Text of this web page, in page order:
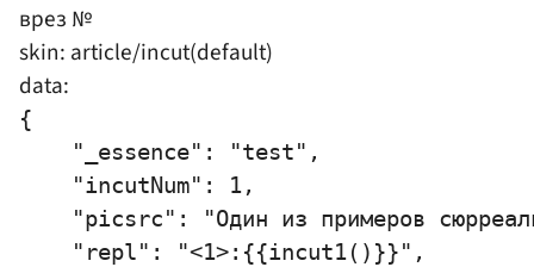
врез №
skin: article/incut(default)
data:
{
    "_essence": "test",
    "incutNum": 1,
"picsrc": "Один из примеров
    "repl": "<1>:{{incut1()}}",